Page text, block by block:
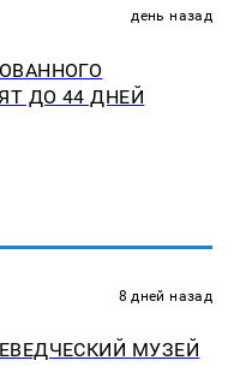
день назад
ДО 44 ДНЕЙ
8 дней назад
МУЗЕЙ